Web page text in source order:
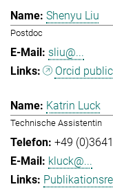
Shenyu Liu
Postdoc
sliu@...
Orcid
Katrin Luck
Technische Assistentin
+49
kluck@...